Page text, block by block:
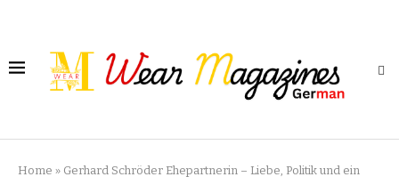
Home » Gerhard Schröder Ehepartnerin – Liebe, Politik und ein